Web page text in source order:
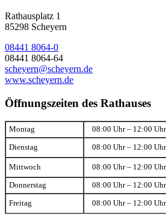
Rathausplatz 1
85298 Scheyern
08441 8064-0
08441 8064-64
scheyern@scheyern.de
www.scheyern.de
Öffnungszeiten des Rathauses
Montag 08:00 Uhr – 12:00 Uhr
Dienstag 08:00 Uhr – 12:00 Uhr
Mittwoch 08:00 Uhr – 12:00 Uhr
Donnerstag 08:00 Uhr – 12:00 Uhr
Freitag 08:00 Uhr – 12:00 Uhr